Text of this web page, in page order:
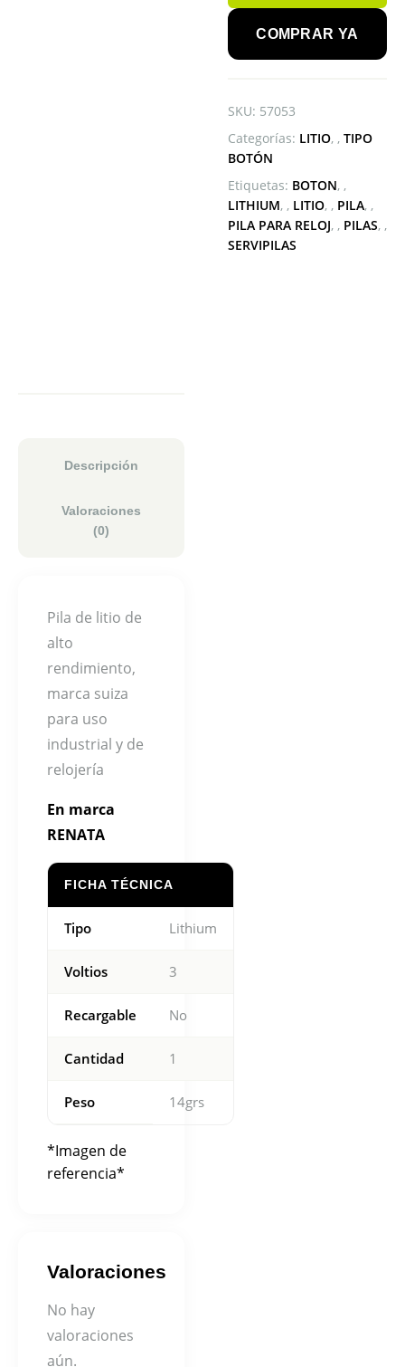
cantidad
COMPRAR YA
SKU: 57053
Categorías: LITIO , TIPO
BOTÓN
Etiquetas: BOTON ,
LITHIUM , LITIO , PILA ,
PILA PARA RELOJ , PILAS ,
SERVIPILAS
Descripción
Valoraciones
(0)
Pila de litio de
alto
rendimiento,
marca suiza
para uso
industrial y de
relojería
En marca
RENATA
FICHA TÉCNICA
Tipo Lithium
Voltios 3
Recargable No
Cantidad 1
Peso 14grs
*Imagen de
referencia*
Valoraciones
No hay
valoraciones
aún.